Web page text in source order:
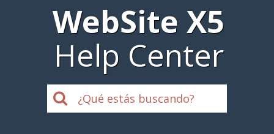
WebSite X5
Help Center